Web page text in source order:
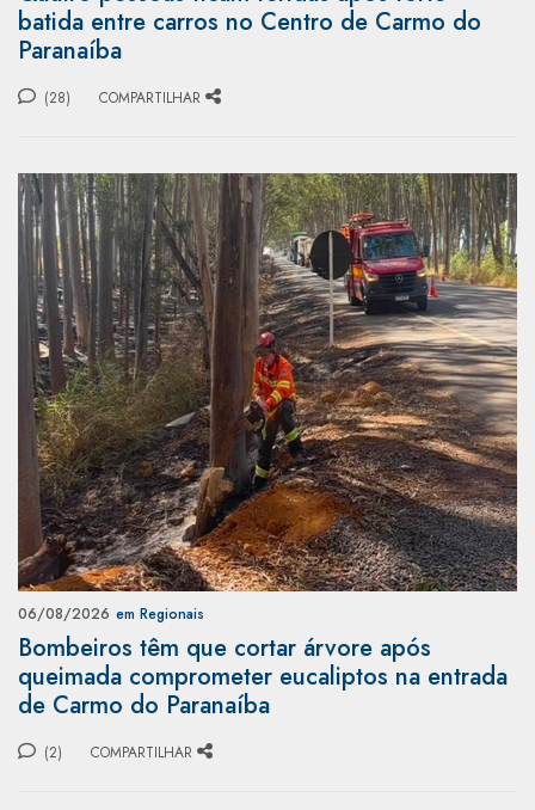
batida entre carros no Centro de Carmo do
Paranaíba
(28) COMPARTILHAR
06/08/2026 em Regionais
Bombeiros têm que cortar árvore após
queimada comprometer eucaliptos na entrada
de Carmo do Paranaíba
(2) COMPARTILHAR